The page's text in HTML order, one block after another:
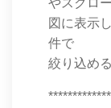
図に表示
件で
絞り込める